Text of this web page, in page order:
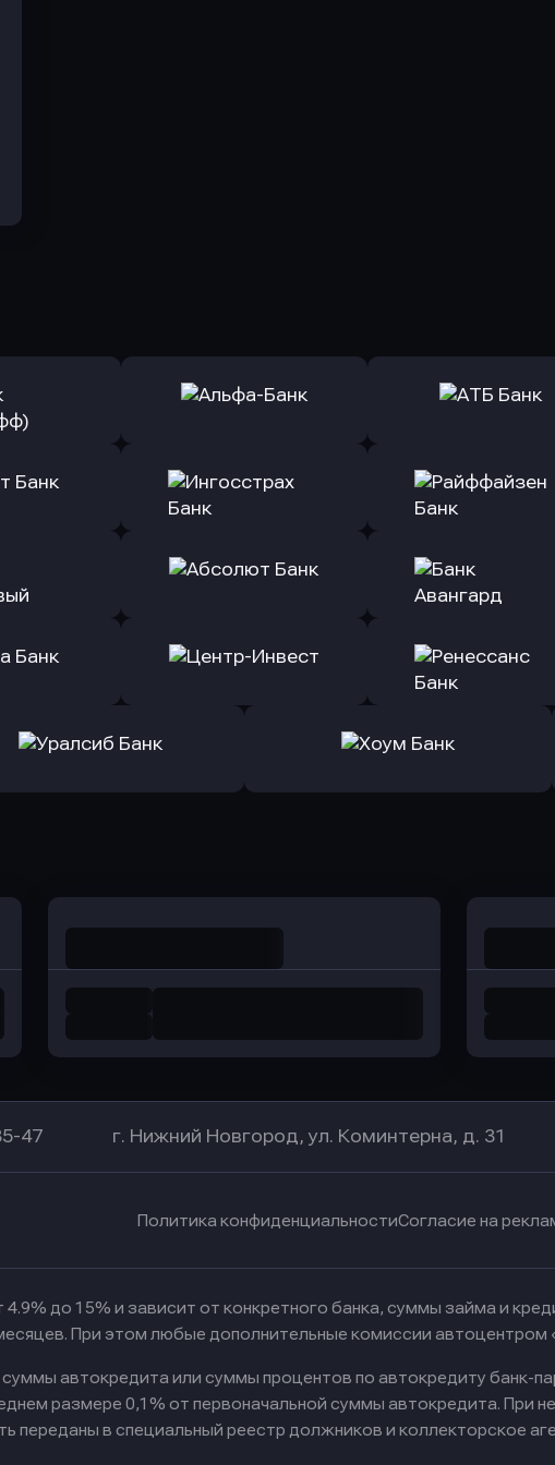
заявку
Оправить заявку
в Альфа-Банк
Оправить
в АТБ Банк
заявку
Банк
Оправить заявку
Оправить
в Райффайзен
заявку
Оправить заявку
Оправить
в Банк Авангард
заявку
Оправить
47 г. Нижний Новгород, ул. Коминтерна, д. 31
Политика конфиденциальностиСогласие на
4.9% до 15% и зависит от конкретного банка, суммы займа и
При этом любые дополнительные комиссии автоцентром
автокредита или суммы процентов по автокредиту банк-
размере 0,1% от первоначальной суммы автокредита. При
переданы в специальный реестр должников и коллекторское